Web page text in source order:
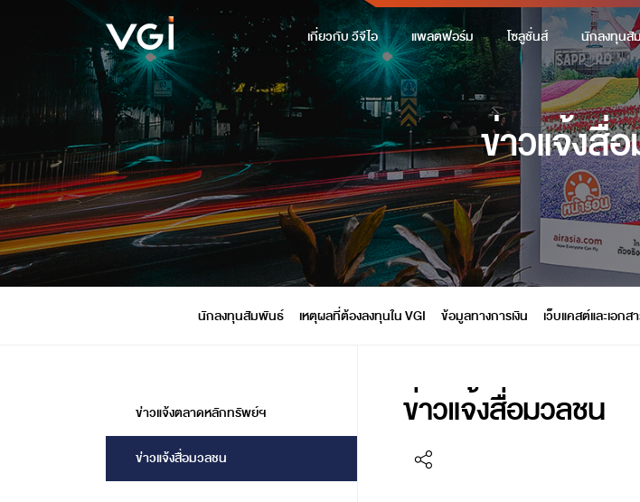
เกี่ยวกับ วีจีไอ แพลตฟอร์ม โซลูชั่นส์ นักลงทุนสั
ข่าวแจ้งสื่
นักลงทุนสัมพันธ์ เหตุผลที่ต้องลงทุนใน VGI ข้อมูลทางการเงิน เว็บแคสต์และเอกส
ข่าวแจ้งตลาดหลักทรัพย์ฯ
ข่าวแจ้งสื่อมวลชน
ข่าวแจ้งสื่อมวลชน